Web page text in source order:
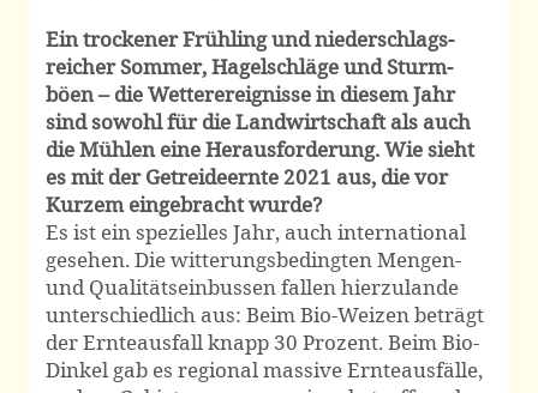
Ein trockener Frühling und niederschlags­
reicher Sommer, Hagel­schläge und Sturm­
böen – die Wetter­ereignisse in diesem Jahr
sind sowohl für die Land­wirtschaft als auch
die Mühlen eine Heraus­forderung. Wie sieht
es mit der Getreide­ernte 2021 aus, die vor
Kurzem eingebracht wurde?
Es ist ein spezielles Jahr, auch international
gesehen. Die witterungs­bedingten Mengen-
und Qualitäts­einbussen fallen hierzulande
unter­schiedlich aus: Beim Bio-Weizen beträgt
der Ernte­ausfall knapp 30 Prozent. Beim Bio-
Dinkel gab es regional massive Ernte­ausfälle,